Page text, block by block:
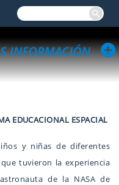
EDUCACIONAL ESPACIAL
y niñas de diferentes
tuvieron la experiencia
de la NASA de